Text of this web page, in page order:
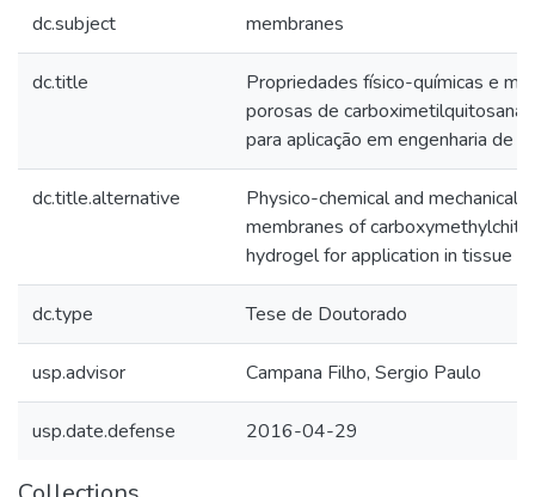
dc.subject membranes
dc.title
Propriedades físico-químicas e
porosas de carboximetilquitosana
para aplicação em engenharia de
dc.title.alternative
Physico-chemical and mechanical
membranes of
hydrogel for application in tissue
dc.type Tese de Doutorado
usp.advisor Campana Filho, Sergio Paulo
usp.date.defense 2016-04-29